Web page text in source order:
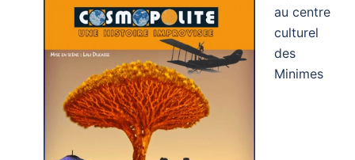
au centre
culturel
des
Minimes